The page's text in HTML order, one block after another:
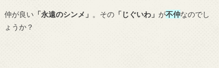
仲が良い 「永遠のシンメ」 。その「じぐいわ」 が不仲なのでし
ょうか？